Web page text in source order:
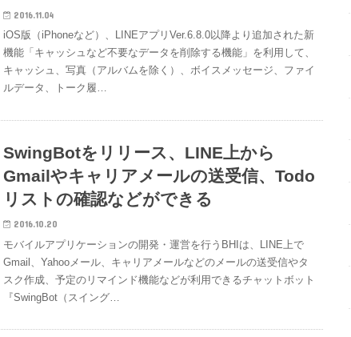
2016.11.04
iOS版（iPhoneなど）、LINEアプリVer.6.8.0以降より追加された新
機能「キャッシュなど不要なデータを削除する機能」を利用して、
キャッシュ、写真（アルバムを除く）、ボイスメッセージ、ファイ
ルデータ、トーク履…
SwingBotをリリース、LINE上から
Gmailやキャリアメールの送受信、Todo
リストの確認などができる
2016.10.20
モバイルアプリケーションの開発・運営を行うBHIは、LINE上で
Gmail、Yahooメール、キャリアメールなどのメールの送受信やタ
スク作成、予定のリマインド機能などが利用できるチャットボット
『SwingBot（スイング…